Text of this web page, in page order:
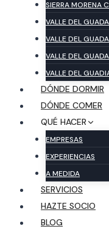
SIERRA MORENA
VALLE DEL
VALLE DEL
VALLE DEL
VALLE DEL
DÓNDE DORMIR
DÓNDE COMER
QUÉ HACER
EMPRESAS
EXPERIENCIAS
A MEDIDA
SERVICIOS
HAZTE SOCIO
BLOG